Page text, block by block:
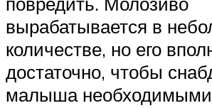
вырабатывается в
количестве, но его
достаточно, чтобы
малыша необходимыми